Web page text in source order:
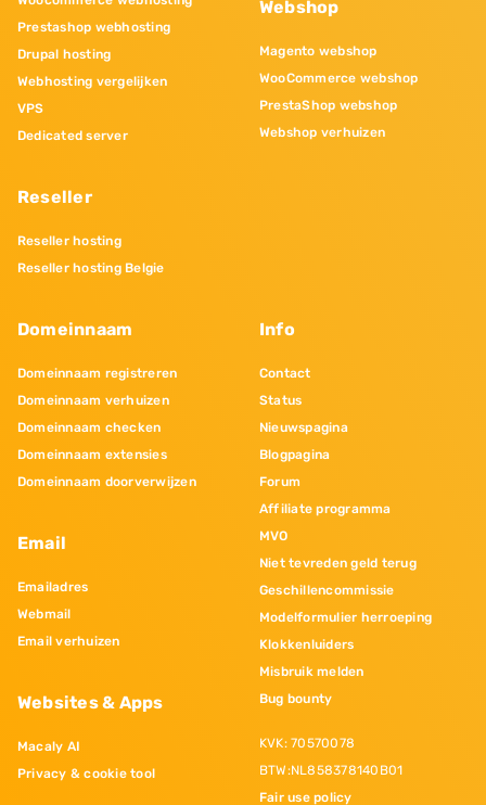
Prestashop webhosting
Drupal hosting
Webhosting vergelijken
VPS
Dedicated server
Reseller
Reseller hosting
Reseller hosting Belgie
Webshop
Magento webshop
WooCommerce webshop
PrestaShop webshop
Webshop verhuizen
Domeinnaam
Domeinnaam registreren
Domeinnaam verhuizen
Domeinnaam checken
Domeinnaam extensies
Domeinnaam doorverwijzen
Email
Emailadres
Webmail
Email verhuizen
Websites & Apps
Macaly AI
Privacy & cookie tool
Info
Contact
Status
Nieuwspagina
Blogpagina
Forum
Affiliate programma
MVO
Niet tevreden geld terug
Geschillencommissie
Modelformulier herroeping
Klokkenluiders
Misbruik melden
Bug bounty
KVK: 70570078
BTW:NL858378140B01
Fair use policy